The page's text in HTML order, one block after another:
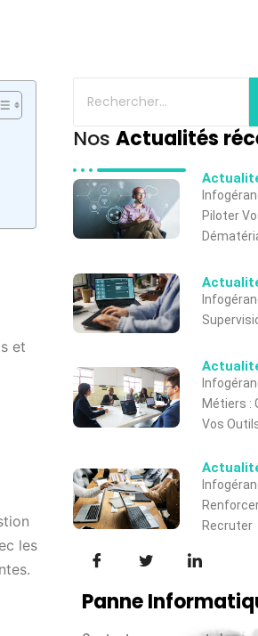
et
les
Nos Actualités
Piloter
Métiers :
Vos
Recruter
Panne